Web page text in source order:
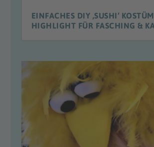
EINFACHES DIY ‚SUSHI‘
HIGHLIGHT FÜR FASCHING &